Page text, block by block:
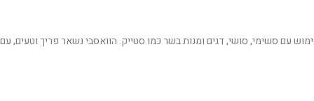
עם סשימי, סושי, דגים ומנות בשר כמו סטייק. הוואסבי נשאר פריך וטעים, עם